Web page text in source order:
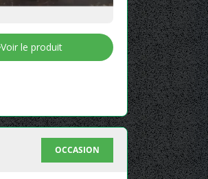
Voir le produit
OCCASION